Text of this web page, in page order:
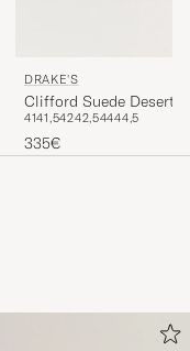
DRAKE'S
Clifford Suede Desert
Brown
4141,54242,54444,5
335€